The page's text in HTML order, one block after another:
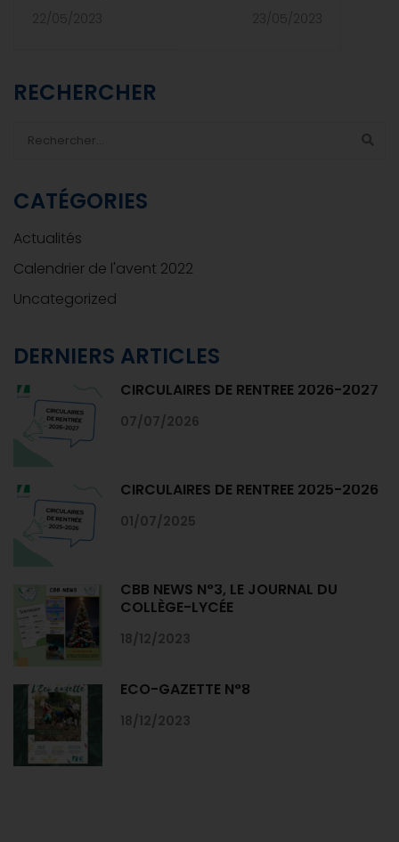
la Chapelle
22/05/2023
mondiale de la
23/05/2023
RECHERCHER
CATÉGORIES
Actualités
Calendrier de l'avent 2022
Uncategorized
DERNIERS ARTICLES
CIRCULAIRES DE RENTRÉE 2026-2027
07/07/2026
CIRCULAIRES DE RENTRÉE 2025-2026
01/07/2025
CBB NEWS N°3, LE JOURNAL DU
COLLÈGE-LYCÉE
18/12/2023
ECO-GAZETTE N°8
18/12/2023